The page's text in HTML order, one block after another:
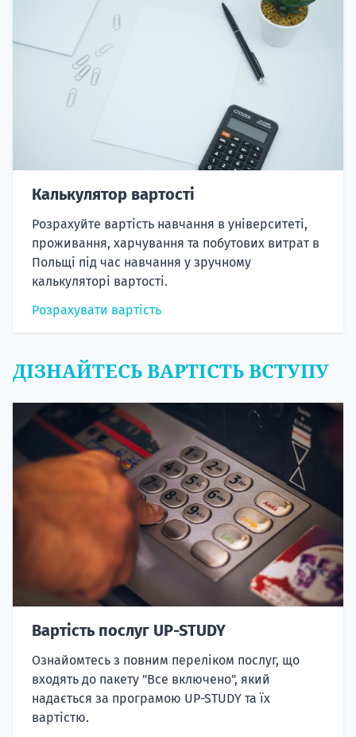
Калькулятор вартості
Розрахуйте вартість навчання в університеті,
проживання, харчування та побутових витрат в
Польщі під час навчання у зручному
калькуляторі вартості.
Розрахувати вартість
ДІЗНАЙТЕСЬ ВАРТІСТЬ ВСТУПУ
Вартість послуг UP-STUDY
Ознайомтесь з повним переліком послуг, що
входять до пакету "Все включено", який
надається за програмою UP-STUDY та їх
вартістю.